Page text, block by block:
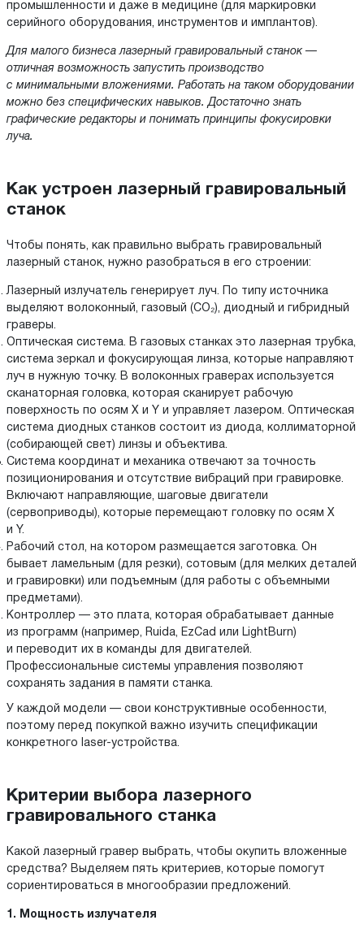
промышленности и даже в медицине (для маркировки
серийного оборудования, инструментов и имплантов).
Для малого бизнеса лазерный гравировальный станок —
отличная возможность запустить производство
с минимальными вложениями. Работать на таком оборудовании
можно без специфических навыков. Достаточно знать
графические редакторы и понимать принципы фокусировки
луча.
Как устроен лазерный гравировальный
станок
Чтобы понять, как правильно выбрать гравировальный
лазерный станок, нужно разобраться в его строении:
Лазерный излучатель генерирует луч. По типу источника
выделяют волоконный, газовый (CO₂), диодный и гибридный
граверы.
Оптическая система. В газовых станках это лазерная трубка,
система зеркал и фокусирующая линза, которые направляют
луч в нужную точку. В волоконных граверах используется
сканаторная головка, которая сканирует рабочую
поверхность по осям X и Y и управляет лазером. Оптическая
система диодных станков состоит из диода, коллиматорной
(собирающей свет) линзы и объектива.
Система координат и механика отвечают за точность
позиционирования и отсутствие вибраций при гравировке.
Включают направляющие, шаговые двигатели
(сервоприводы), которые перемещают головку по осям X
и Y.
Рабочий стол, на котором размещается заготовка. Он
бывает ламельным (для резки), сотовым (для мелких деталей
и гравировки) или подъемным (для работы с объемными
предметами).
Контроллер — это плата, которая обрабатывает данные
из программ (например, Ruida, EzCad или LightBurn)
и переводит их в команды для двигателей.
Профессиональные системы управления позволяют
сохранять задания в памяти станка.
У каждой модели — свои конструктивные особенности,
поэтому перед покупкой важно изучить спецификации
конкретного laser-устройства.
Критерии выбора лазерного
гравировального станка
Какой лазерный гравер выбрать, чтобы окупить вложенные
средства? Выделяем пять критериев, которые помогут
сориентироваться в многообразии предложений.
1. Мощность излучателя